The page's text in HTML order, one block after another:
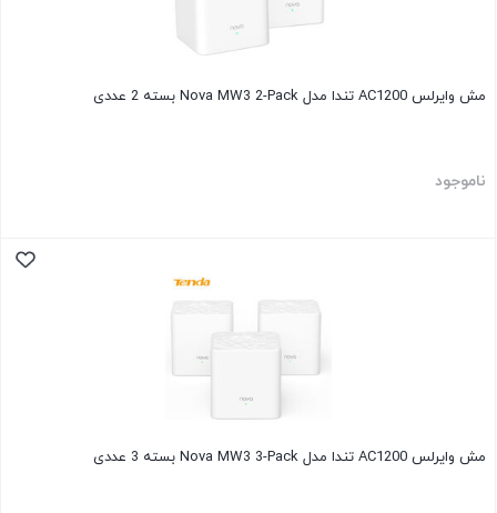
مش وایرلس AC1200 تندا مدل Nova MW3 2-Pack بسته 2 عددی
ناموجود
مش وایرلس AC1200 تندا مدل Nova MW3 3-Pack بسته 3 عددی